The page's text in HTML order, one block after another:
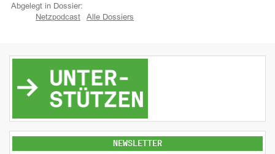
Abgelegt in Dossier:
Netzpodcast
Alle Dossiers
NEWSLETTER